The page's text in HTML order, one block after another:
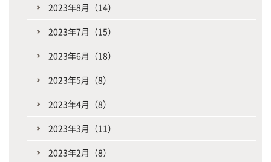
2023年8月（14）
2023年7月（15）
2023年6月（18）
2023年5月（8）
2023年4月（8）
2023年3月（11）
2023年2月（8）